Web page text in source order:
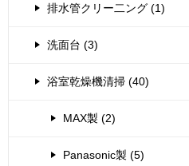
排水管クリー二ング (1)
洗面台 (3)
浴室乾燥機清掃 (40)
MAX製 (2)
Panasonic製 (5)